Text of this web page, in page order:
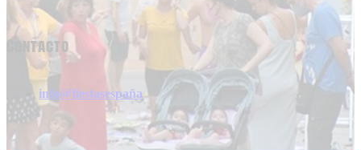
Contacto
info@fiestasespaña